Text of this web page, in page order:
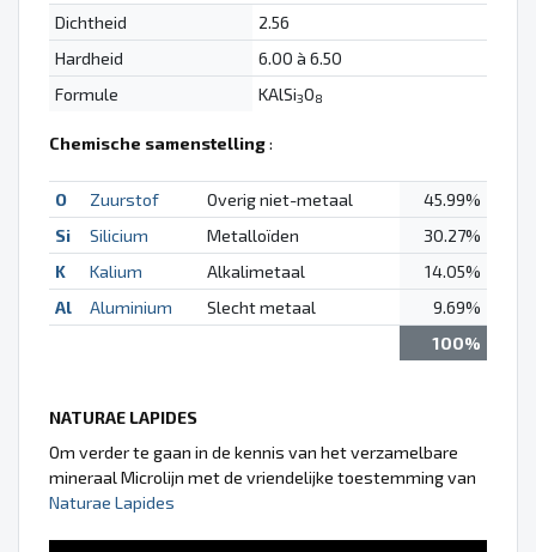
Dichtheid
2.56
Hardheid
6.00 à 6.50
Formule
KAlSi3O8
Chemische samenstelling:
O Zuurstof Overig niet-metaal
45.99%
Si
Silicium Metalloïden
30.27%
K
Kalium Alkalimetaal
14.05%
Al
Aluminium Slecht metaal
9.69%
100%
NATURAE LAPIDES
Om verder te gaan in de kennis van het verzamelbare
mineraal Microlijn met de vriendelijke toestemming van
Naturae Lapides